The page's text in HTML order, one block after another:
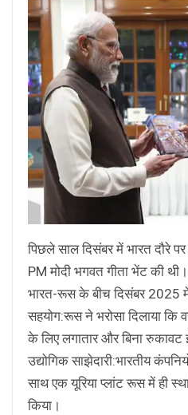
पिछले साल दिसंबर में भारत दौरे
PM मोदी भगवत गीता भेंट की थी।
भारत-रूस के बीच दिसंबर 2025
सहयोग:रूस ने भरोसा दिलाया कि
के लिए लगातार और बिना रुकावट
उद्योगिक साझेदारी:भारतीय
साथ एक यूरिया प्लांट रूस में ही
किया।